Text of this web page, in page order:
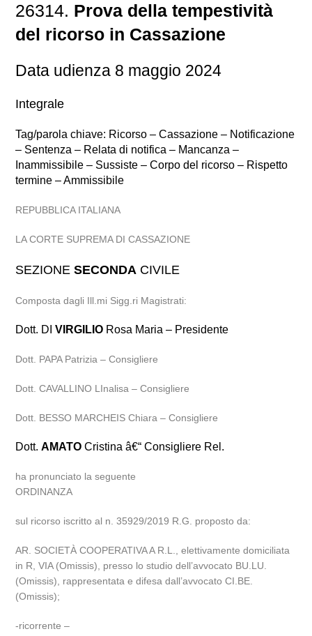
26314. Prova della tempestività
del ricorso in Cassazione
Data udienza 8 maggio 2024
Integrale
Tag/parola chiave: Ricorso – Cassazione – Notificazione
– Sentenza – Relata di notifica – Mancanza –
Inammissibile – Sussiste – Corpo del ricorso – Rispetto
termine – Ammissibile
REPUBBLICA ITALIANA
LA CORTE SUPREMA DI CASSAZIONE
SEZIONESECONDA CIVILE
Composta dagli Ill.mi Sigg.ri Magistrati:
Dott. DIVIRGILIO Rosa Maria – Presidente
Dott. PAPA Patrizia – Consigliere
Dott. CAVALLINO LInalisa – Consigliere
Dott. BESSO MARCHEIS Chiara – Consigliere
Dott.AMATO Cristina â€“ Consigliere Rel.
ha pronunciato la seguente
ORDINANZA
sul ricorso iscritto al n. 35929/2019 R.G. proposto da:
AR. SOCIETÀ COOPERATIVA A R.L., elettivamente domiciliata
in R, VIA (Omissis), presso lo studio dell’avvocato BU.LU.
(Omissis), rappresentata e difesa dall’avvocato CI.BE.
(Omissis);
-ricorrente –